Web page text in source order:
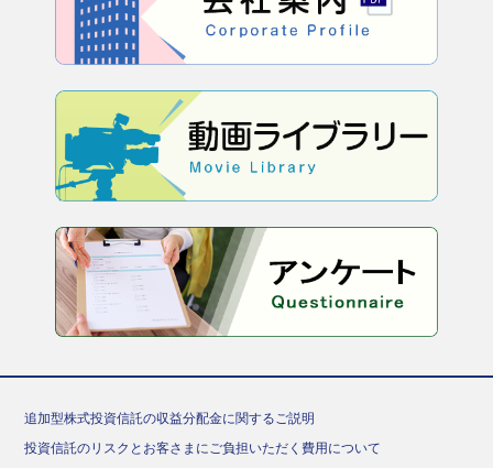
追加型株式投資信託の収益分配金に関するご説明
投資信託のリスクとお客さまにご負担いただく費用について